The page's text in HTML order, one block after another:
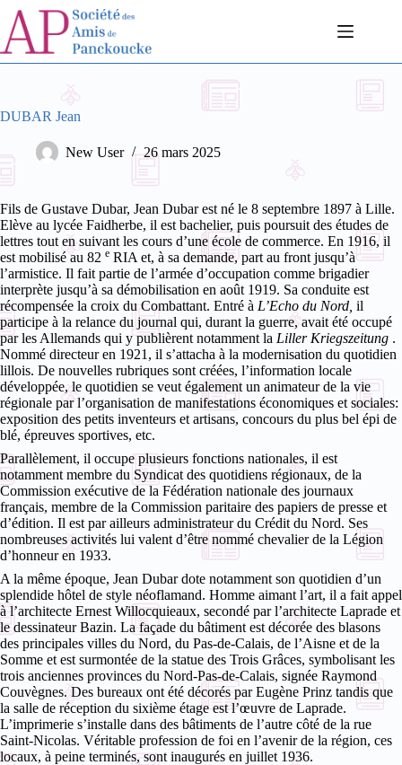
Passer
contenu
DUBAR Jean
New User 26 mars 2025
Fils de Gustave Dubar, Jean Dubar est né le 8 septembre 1897 à Lille.
Elève au lycée Faidherbe, il est bachelier, puis poursuit des études de
lettres tout en suivant les cours d’une école de commerce. En 1916, il
est mobilisé au 82 e RIA et, à sa demande, part au front jusqu’à
l’armistice. Il fait partie de l’armée d’occupation comme brigadier
interprète jusqu’à sa démobilisation en août 1919. Sa conduite est
récompensée la croix du Combattant. Entré à L’Echo du Nord, il
participe à la relance du journal qui, durant la guerre, avait été occupé
par les Allemands qui y publièrent notamment la Liller Kriegszeitung .
Nommé directeur en 1921, il s’attacha à la modernisation du quotidien
lillois. De nouvelles rubriques sont créées, l’information locale
développée, le quotidien se veut également un animateur de la vie
régionale par l’organisation de manifestations économiques et sociales:
exposition des petits inventeurs et artisans, concours du plus bel épi de
blé, épreuves sportives, etc.
Parallèlement, il occupe plusieurs fonctions nationales, il est
notamment membre du Syndicat des quotidiens régionaux, de la
Commission exécutive de la Fédération nationale des journaux
français, membre de la Commission paritaire des papiers de presse et
d’édition. Il est par ailleurs administrateur du Crédit du Nord. Ses
nombreuses activités lui valent d’être nommé chevalier de la Légion
d’honneur en 1933.
A la même époque, Jean Dubar dote notamment son quotidien d’un
splendide hôtel de style néoflamand. Homme aimant l’art, il a fait appel
à l’architecte Ernest Willocquieaux, secondé par l’architecte Laprade et
le dessinateur Bazin. La façade du bâtiment est décorée des blasons
des principales villes du Nord, du Pas-de-Calais, de l’Aisne et de la
Somme et est surmontée de la statue des Trois Grâces, symbolisant les
trois anciennes provinces du Nord-Pas-de-Calais, signée Raymond
Couvègnes. Des bureaux ont été décorés par Eugène Prinz tandis que
la salle de réception du sixième étage est l’œuvre de Laprade.
L’imprimerie s’installe dans des bâtiments de l’autre côté de la rue
Saint-Nicolas. Véritable profession de foi en l’avenir de la région, ces
locaux, à peine terminés, sont inaugurés en juillet 1936.